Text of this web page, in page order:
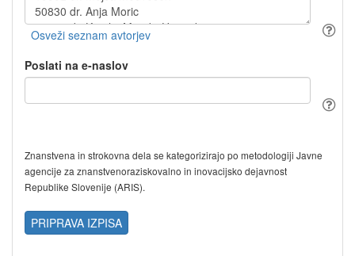
Poslati na e-naslov
Znanstvena in strokovna dela se kategorizirajo po metodologiji Javne
agencije za znanstvenoraziskovalno in inovacijsko dejavnost
Republike Slovenije (ARIS).
PRIPRAVA IZPISA